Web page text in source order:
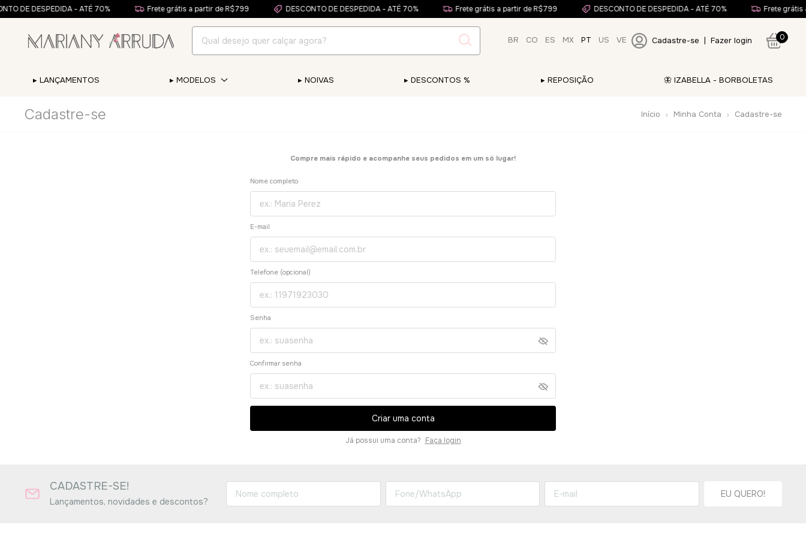
DE DESPEDIDA - ATÉ 70% Frete grátis a partir de R$799 DESCONTO DE DESPEDIDA - ATÉ 70% Frete grátis a partir de R$799 DESCONTO DE DESPEDIDA - ATÉ 70% Frete grátis
BR CO ES MX PT US VE Cadastre-se Fazer login 0
▸ LANÇAMENTOS ▸ MODELOS ▸ NOIVAS ▸ DESCONTOS % ▸ REPOSIÇÃO 🦋 IZABELLA - BORBOLETAS
Cadastre-se Início Minha Conta Cadastre-se
Compre mais rápido e acompanhe seus pedidos em um só lugar!
Nome completo
E-mail
Telefone (opcional)
Senha
Confirmar senha
Criar uma conta
Já possui uma conta? Faça login
CADASTRE-SE!
Lançamentos, novidades e descontos?